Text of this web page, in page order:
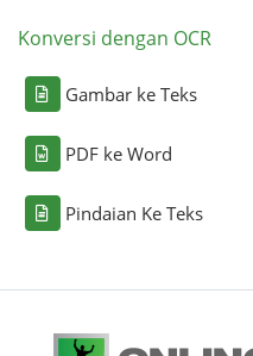
Konversi dengan OCR
Gambar ke Teks
PDF ke Word
Pindaian Ke Teks